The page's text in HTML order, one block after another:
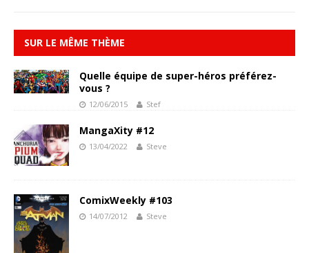
SUR LE MÊME THÈME
Quelle équipe de super-héros préférez-
vous ?
12/06/2015 Stef
MangaXity #12
13/04/2022 Steve
ComixWeekly #103
14/07/2012 Steve